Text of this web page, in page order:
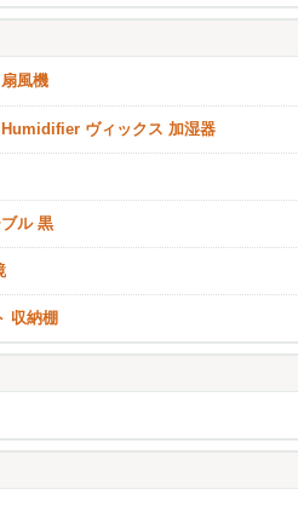
風機
ヴィックス 加湿器
ル 黒
収納棚